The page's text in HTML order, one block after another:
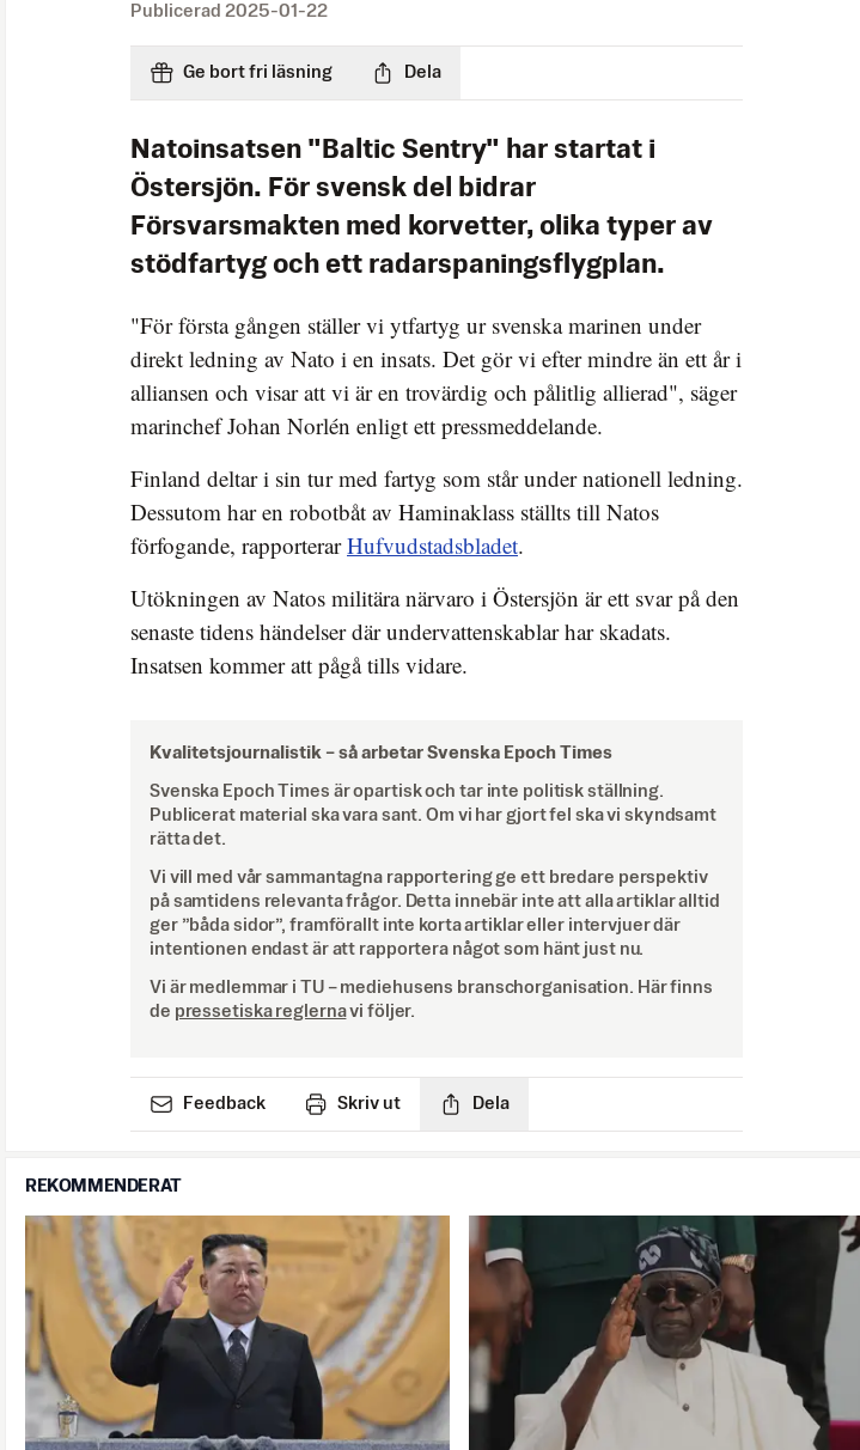
Publicerad 2025-01-22
Ge bort fri läsning Dela
Natoinsatsen "Baltic Sentry" har startat i
Östersjön. För svensk del bidrar
Försvarsmakten med korvetter, olika typer av
stödfartyg och ett radarspaningsflygplan.
"För första gången ställer vi ytfartyg ur svenska marinen under
direkt ledning av Nato i en insats. Det gör vi efter mindre än ett år i
alliansen och visar att vi är en trovärdig och pålitlig allierad", säger
marinchef Johan Norlén enligt ett pressmeddelande.
Finland deltar i sin tur med fartyg som står under nationell ledning.
Dessutom har en robotbåt av Haminaklass ställts till Natos
förfogande, rapporterarHufvudstadsbladet.
Utökningen av Natos militära närvaro i Östersjön är ett svar på den
senaste tidens händelser där undervattenskablar har skadats.
Insatsen kommer att pågå tills vidare.
Kvalitetsjournalistik – så arbetar Svenska Epoch Times
Svenska Epoch Times är opartisk och tar inte politisk ställning.
Publicerat material ska vara sant. Om vi har gjort fel ska vi skyndsamt
rätta det.
Vi vill med vår sammantagna rapportering ge ett bredare perspektiv
på samtidens relevanta frågor. Detta innebär inte att alla artiklar alltid
ger ”båda sidor”, framförallt inte korta artiklar eller intervjuer där
intentionen endast är att rapportera något som hänt just nu.
Vi är medlemmar i TU – mediehusens branschorganisation. Här finns
de pressetiska reglernavi följer.
Feedback Skriv ut Dela
REKOMMENDERAT